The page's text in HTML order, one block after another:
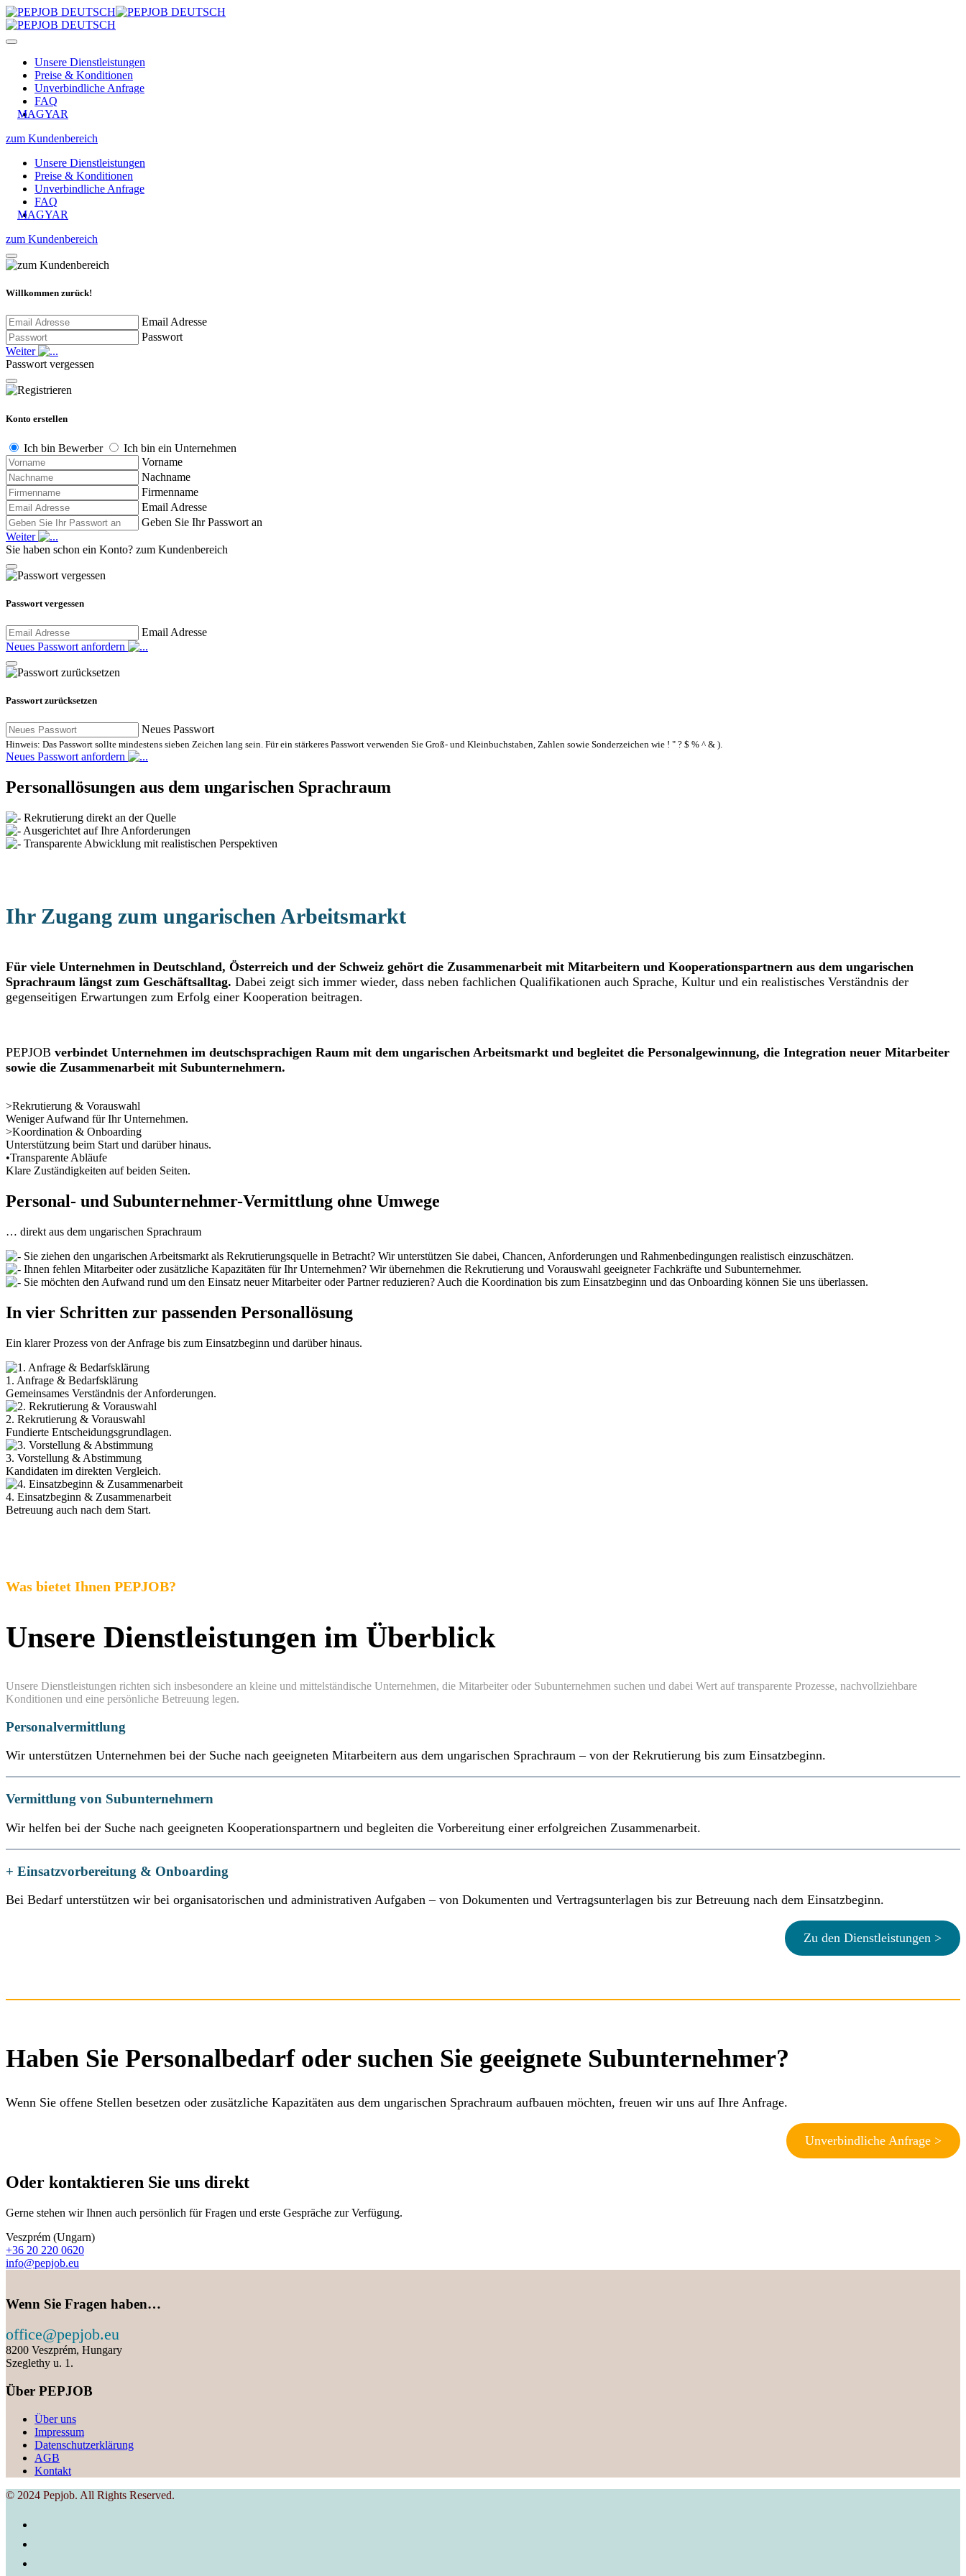
Unsere Dienstleistungen
Preise & Konditionen
Unverbindliche Anfrage
FAQ
MAGYAR
zum Kundenbereich
Unsere Dienstleistungen
Preise & Konditionen
Unverbindliche Anfrage
FAQ
MAGYAR
zum Kundenbereich
Willkommen zurück!
Email Adresse
Passwort
Weiter
Passwort vergessen
Konto erstellen
Ich bin Bewerber
Ich bin ein Unternehmen
Vorname
Nachname
Firmenname
Email Adresse
Geben Sie Ihr Passwort an
Weiter
Sie haben schon ein Konto? zum Kundenbereich
Passwort vergessen
Email Adresse
Neues Passwort anfordern
Passwort zurücksetzen
Neues Passwort
Hinweis: Das Passwort sollte mindestens sieben Zeichen lang sein. Für ein stärkeres Passwort verwenden Sie Groß- und Kleinbuchstaben, Zahlen sowie Sonderzeichen wie ! " ? $ % ^ & ).
Neues Passwort anfordern
Personallösungen aus dem ungarischen Sprachraum
Rekrutierung direkt an der Quelle
Ausgerichtet auf Ihre Anforderungen
Transparente Abwicklung mit realistischen Perspektiven
Ihr Zugang zum ungarischen Arbeitsmarkt
Für viele Unternehmen in Deutschland, Österreich und der Schweiz gehört die Zusammenarbeit mit Mitarbeitern und Kooperationspartnern aus dem ungarischen
Sprachraum längst zum Geschäftsalltag. Dabei zeigt sich immer wieder, dass neben fachlichen Qualifikationen auch Sprache, Kultur und ein realistisches Verständnis der
gegenseitigen Erwartungen zum Erfolg einer Kooperation beitragen.
PEPJOB verbindet Unternehmen im deutschsprachigen Raum mit dem ungarischen Arbeitsmarkt und begleitet die Personalgewinnung, die Integration neuer Mitarbeiter
sowie die Zusammenarbeit mit Subunternehmern.
>Rekrutierung & Vorauswahl
Weniger Aufwand für Ihr Unternehmen.
>Koordination & Onboarding
Unterstützung beim Start und darüber hinaus.
•Transparente Abläufe
Klare Zuständigkeiten auf beiden Seiten.
Personal- und Subunternehmer-Vermittlung ohne Umwege
… direkt aus dem ungarischen Sprachraum
Sie ziehen den ungarischen Arbeitsmarkt als Rekrutierungsquelle in Betracht? Wir unterstützen Sie dabei, Chancen, Anforderungen und Rahmenbedingungen realistisch einzuschätzen.
Ihnen fehlen Mitarbeiter oder zusätzliche Kapazitäten für Ihr Unternehmen? Wir übernehmen die Rekrutierung und Vorauswahl geeigneter Fachkräfte und Subunternehmer.
Sie möchten den Aufwand rund um den Einsatz neuer Mitarbeiter oder Partner reduzieren? Auch die Koordination bis zum Einsatzbeginn und das Onboarding können Sie uns überlassen.
In vier Schritten zur passenden Personallösung
Ein klarer Prozess von der Anfrage bis zum Einsatzbeginn und darüber hinaus.
1. Anfrage & Bedarfsklärung
Gemeinsames Verständnis der Anforderungen.
2. Rekrutierung & Vorauswahl
Fundierte Entscheidungsgrundlagen.
3. Vorstellung & Abstimmung
Kandidaten im direkten Vergleich.
4. Einsatzbeginn & Zusammenarbeit
Betreuung auch nach dem Start.
Was bietet Ihnen PEPJOB?
Unsere Dienstleistungen im Überblick
Unsere Dienstleistungen richten sich insbesondere an kleine und mittelständische Unternehmen, die Mitarbeiter oder Subunternehmen suchen und dabei Wert auf transparente Prozesse, nachvollziehbare
Konditionen und eine persönliche Betreuung legen.
Personalvermittlung
Wir unterstützen Unternehmen bei der Suche nach geeigneten Mitarbeitern aus dem ungarischen Sprachraum – von der Rekrutierung bis zum Einsatzbeginn.
Vermittlung von Subunternehmern
Wir helfen bei der Suche nach geeigneten Kooperationspartnern und begleiten die Vorbereitung einer erfolgreichen Zusammenarbeit.
+ Einsatzvorbereitung & Onboarding
Bei Bedarf unterstützen wir bei organisatorischen und administrativen Aufgaben – von Dokumenten und Vertragsunterlagen bis zur Betreuung nach dem Einsatzbeginn.
Zu den Dienstleistungen >
Haben Sie Personalbedarf oder suchen Sie geeignete Subunternehmer?
Wenn Sie offene Stellen besetzen oder zusätzliche Kapazitäten aus dem ungarischen Sprachraum aufbauen möchten, freuen wir uns auf Ihre Anfrage.
Unverbindliche Anfrage >
Oder kontaktieren Sie uns direkt
Gerne stehen wir Ihnen auch persönlich für Fragen und erste Gespräche zur Verfügung.
Veszprém (Ungarn)
+36 20 220 0620
info@pepjob.eu
Wenn Sie Fragen haben…
office@pepjob.eu
8200 Veszprém, Hungary
Szeglethy u. 1.
Über PEPJOB
Über uns
Impressum
Datenschutzerklärung
AGB
Kontakt
© 2024 Pepjob. All Rights Reserved.